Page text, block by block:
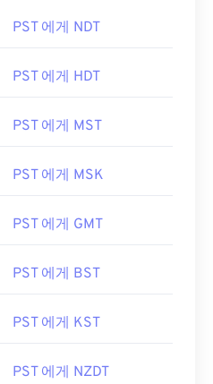
PST 에게 NDT
PST 에게 HDT
PST 에게 MST
PST 에게 MSK
PST 에게 GMT
PST 에게 BST
PST 에게 KST
PST 에게 NZDT